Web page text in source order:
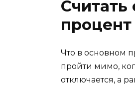
Что в основном
пройти мимо,
отключается, а